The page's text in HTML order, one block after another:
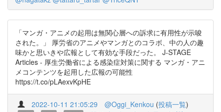
「マンガ・アニメの起用は無関心層への訴求に有用性が示唆
された。」 厚労省のアニメやマンガとのコラボ、中の人の趣
味かと思いきや広報として有効な手段だった。 J-STAGE
Articles - 厚生労働省による感染症対策に関する マンガ・アニ
メコンテンツを起用した広報の可能性
https://t.co/pLAexvKpHE
2022-10-11 21:05:29 @Oggi_Kenkou (投稿一覧)